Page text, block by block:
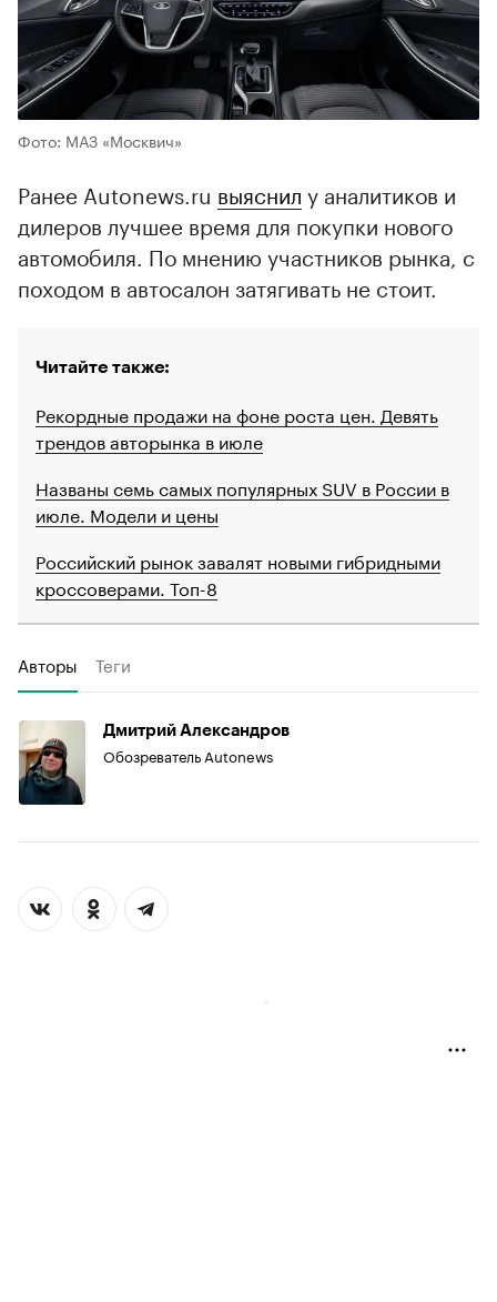
Фото: МАЗ «Москвич»
Ранее Autonews.ru выяснил у аналитиков и
дилеров лучшее время для покупки нового
автомобиля. По мнению участников рынка, с
походом в автосалон затягивать не стоит.
Читайте также:
Рекордные продажи на фоне роста цен. Девять
трендов авторынка в июле
Названы семь самых популярных SUV в России в
июле. Модели и цены
Российский рынок завалят новыми гибридными
кроссоверами. Топ-8
Авторы Теги
Дмитрий Александров
Обозреватель Autonews